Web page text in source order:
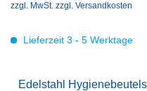
zzgl. MwSt. zzgl. Versandkosten
Lieferzeit 3 - 5 Werktage
Edelstahl